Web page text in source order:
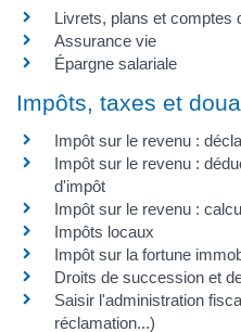
Livrets, plans et comptes
Assurance vie
Épargne salariale
Impôts, taxes et
Impôt sur le revenu :
Impôt sur le revenu :
d'impôt
Impôt sur le revenu :
Impôts locaux
Impôt sur la fortune
Droits de succession et
Saisir l'administration
réclamation...)